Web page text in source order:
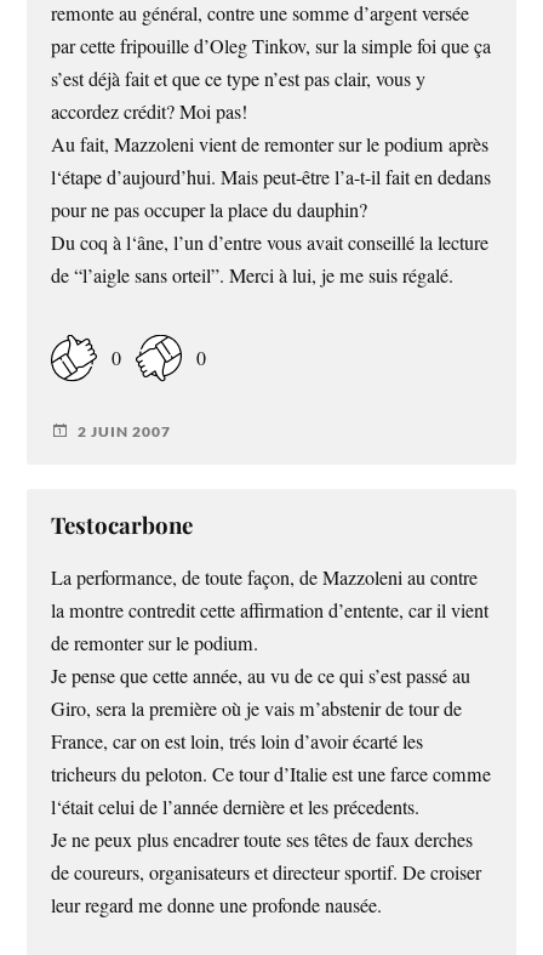
remonte au général, contre une somme d’argent versée
par cette fripouille d’Oleg Tinkov, sur la simple foi que ça
s’est déjà fait et que ce type n’est pas clair, vous y
accordez crédit? Moi pas!
Au fait, Mazzoleni vient de remonter sur le podium après
l‘étape d’aujourd’hui. Mais peut-être l’a-t-il fait en dedans
pour ne pas occuper la place du dauphin?
Du coq à l‘âne, l’un d’entre vous avait conseillé la lecture
de “l’aigle sans orteil”. Merci à lui, je me suis régalé.
0 0
2 JUIN 2007
Testocarbone
La performance, de toute façon, de Mazzoleni au contre
la montre contredit cette affirmation d’entente, car il vient
de remonter sur le podium.
Je pense que cette année, au vu de ce qui s’est passé au
Giro, sera la première où je vais m’abstenir de tour de
France, car on est loin, trés loin d’avoir écarté les
tricheurs du peloton. Ce tour d’Italie est une farce comme
l‘était celui de l’année dernière et les précedents.
Je ne peux plus encadrer toute ses têtes de faux derches
de coureurs, organisateurs et directeur sportif. De croiser
leur regard me donne une profonde nausée.